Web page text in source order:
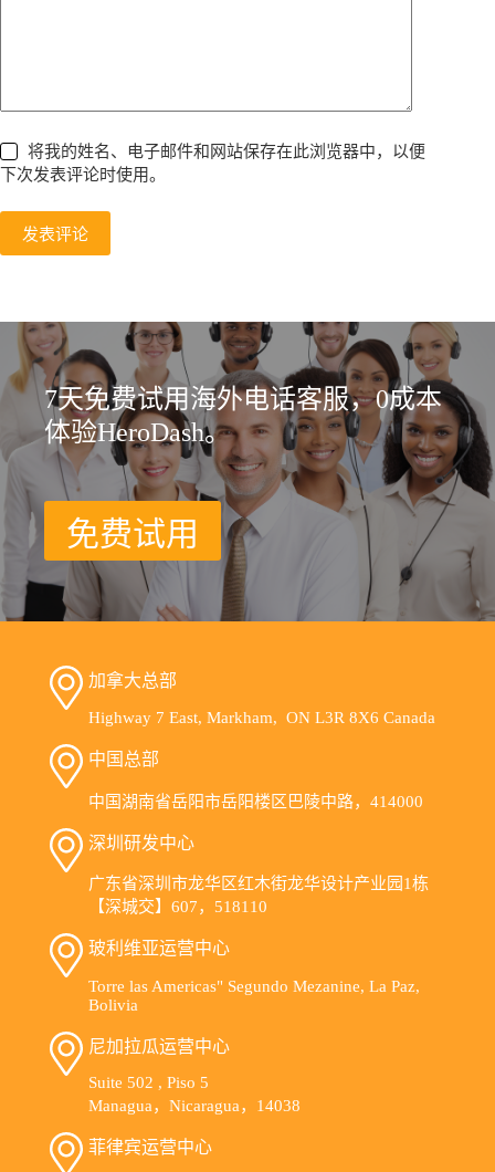
将我的姓名、电子邮件和网站保存在此浏览器中，以便
下次发表评论时使用。
发表评论
7天免费试用海外电话客服，0成本
体验HeroDash。
免费试用
加拿大总部
Highway 7 East, Markham, ON L3R 8X6 Canada
中国总部
中国湖南省岳阳市岳阳楼区巴陵中路，414000
深圳研发中心
广东省深圳市龙华区红木街龙华设计产业园1栋
【深城交】607，518110
玻利维亚运营中心
Torre las Americas" Segundo Mezanine, La Paz,
Bolivia
尼加拉瓜运营中心
Suite 502 , Piso 5
Managua，Nicaragua，14038
菲律宾运营中心